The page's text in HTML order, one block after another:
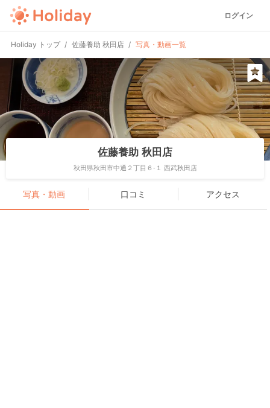
ログイン
Holiday トップ 佐藤養助 秋田店 写真・動画一覧
佐藤養助 秋田店
秋田県秋田市中通２丁目６-１ 西武秋田店
写真・動画 口コミ アクセス